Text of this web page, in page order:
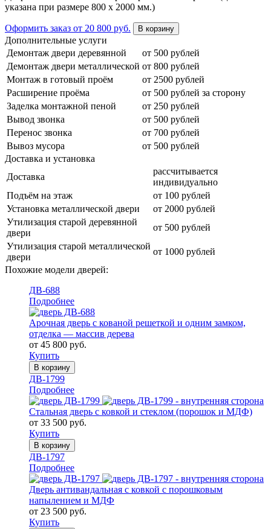
указана при размере 800 х 2000 мм.)
Оформить заказ от 20 800 руб. В корзину
Дополнительные услуги
Демонтаж двери деревянной
от 500 рублей
Демонтаж двери металлической от 800 рублей
Монтаж в готовый проём
от 2500 рублей
Расширение проёма
от 500 рублей за сторону
Заделка монтажной пеной
от 250 рублей
Вывод звонка
от 500 рублей
Перенос звонка
от 700 рублей
Вывоз мусора
от 500 рублей
Доставка и установка
Доставка
рассчитывается
индивидуально
Подъём на этаж
от 100 рублей
Установка металлической двери
от 2000 рублей
Утилизация старой деревянной
двери
от 500 рублей
Утилизация старой металлической
двери
от 1000 рублей
Похожие модели дверей:
ДВ-688
Подробнее
Арочная дверь с кованой решеткой и одним замком,
отделка — массив дерева
от 45 800 руб.
Купить
В корзину
ДВ-1799
Подробнее
Стальная дверь с ковкой и стеклом (порошок и МДФ)
от 33 500 руб.
Купить
В корзину
ДВ-1797
Подробнее
Дверь антивандальная с ковкой с порошковым
напылением и МДФ
от 23 500 руб.
Купить